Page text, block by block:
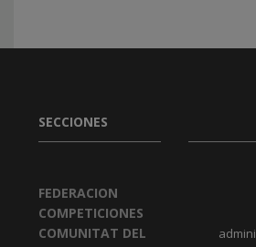
SECCIONES
FEDERACION
COMPETICIONES
COMUNITAT DEL